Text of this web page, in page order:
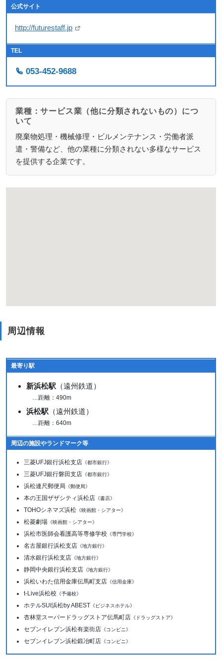
公式サイト
http://futurestaff.jp
TEL
053-452-9688
業種：サービス業（他に分類されないもの）につ
いて
廃棄物処理・機械修理・ビルメンテナンス・労働者派
遣・警備など、他の業種に分類されない多様なサービス
を提供する企業です。
周辺情報
最寄り駅
新浜松駅 （遠州鉄道）
…距離：490m
浜松駅 （遠州鉄道）
…距離：640m
周辺の施設やランドマーク等
三菱UFJ銀行浜松支店 《都市銀行》
三菱UFJ銀行磐田支店 《都市銀行》
浜松連尺郵便局 《郵便局》
本の王国ザザシティ浜松店 《書店》
TOHOシネマズ浜松 《映画館・シアター》
松菱劇場 《映画館・シアター》
浜松市医師会看護高等専修学校 《専門学校》
名古屋銀行浜松支店 《地方銀行》
清水銀行浜松支店 《地方銀行》
静岡中央銀行浜松支店 《地方銀行》
浜松いわた信用金庫伝馬町支店 《信用金庫》
t-Live浜松校 《予備校》
ホテルSUI浜松by ABEST 《ビジネスホテル》
杏林堂スーパードラッグストア伝馬町店 《ドラッグストア》
セブンイレブン浜松有楽街店 《コンビニ》
セブンイレブン浜松鍛冶町店 《コンビニ》